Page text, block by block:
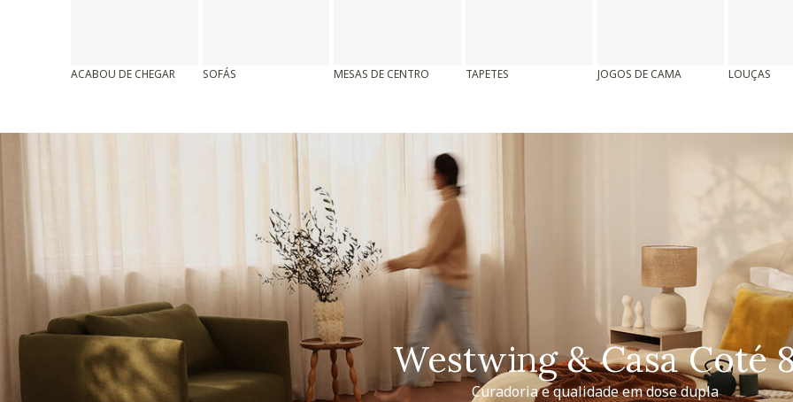
ACABOU DE CHEGAR SOFÁS MESAS DE CENTRO TAPETES JOGOS DE CAMA LOUÇAS
Westwing & Casa Coté
Curadoria e qualidade em dose dupla